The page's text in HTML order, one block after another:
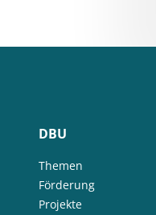
DBU
Themen
Förderung
Projekte